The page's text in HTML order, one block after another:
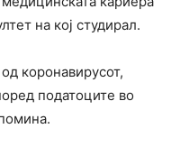
на кој студирал.
коронавирусот,
податоците во